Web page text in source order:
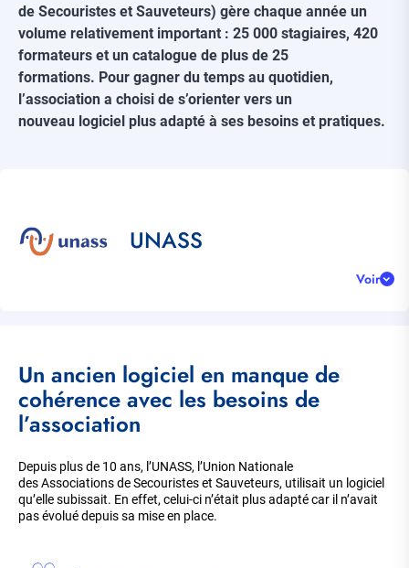
de Secouristes et Sauveteurs) gère chaque année un
volume relativement important : 25 000 stagiaires, 420
formateurs et un catalogue de plus de 25
formations. Pour gagner du temps au quotidien,
l’association a choisi de s’orienter vers un
nouveau logiciel plus adapté à ses besoins et pratiques.
Title
UNASS
Voir
de
la
page
Un ancien logiciel en manque de
cohérence avec les besoins de
l’association
Depuis plus de 10 ans, l’UNASS, l’Union Nationale
des Associations de Secouristes et Sauveteurs, utilisait un logiciel
qu’elle subissait. En effet, celui-ci n’était plus adapté car il n’avait
pas évolué depuis sa mise en place.